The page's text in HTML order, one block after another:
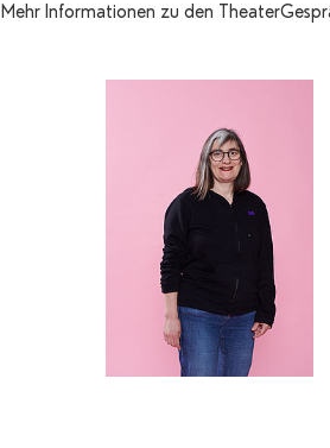
Mehr Informationen zu den